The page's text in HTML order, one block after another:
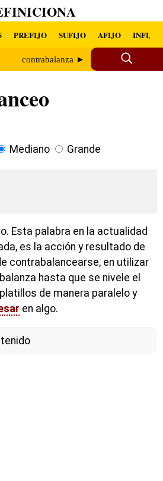
PREFIJO SUFIJO AFIJO INFIJO
contrabalanza ►
Mediano Grande
Esta palabra en la actualidad
es la acción y resultado de
contrabalancearse, en utilizar
hasta que se nivele el
de manera paralelo y
en algo.